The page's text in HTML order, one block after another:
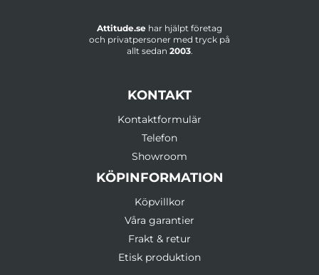
Attitude.se har hjälpt företag
och privatpersoner med tryck på
allt sedan 2003.
KONTAKT
Kontaktformulär
Telefon
Showroom
KÖPINFORMATION
Köpvillkor
Våra garantier
Frakt & retur
Etisk produktion